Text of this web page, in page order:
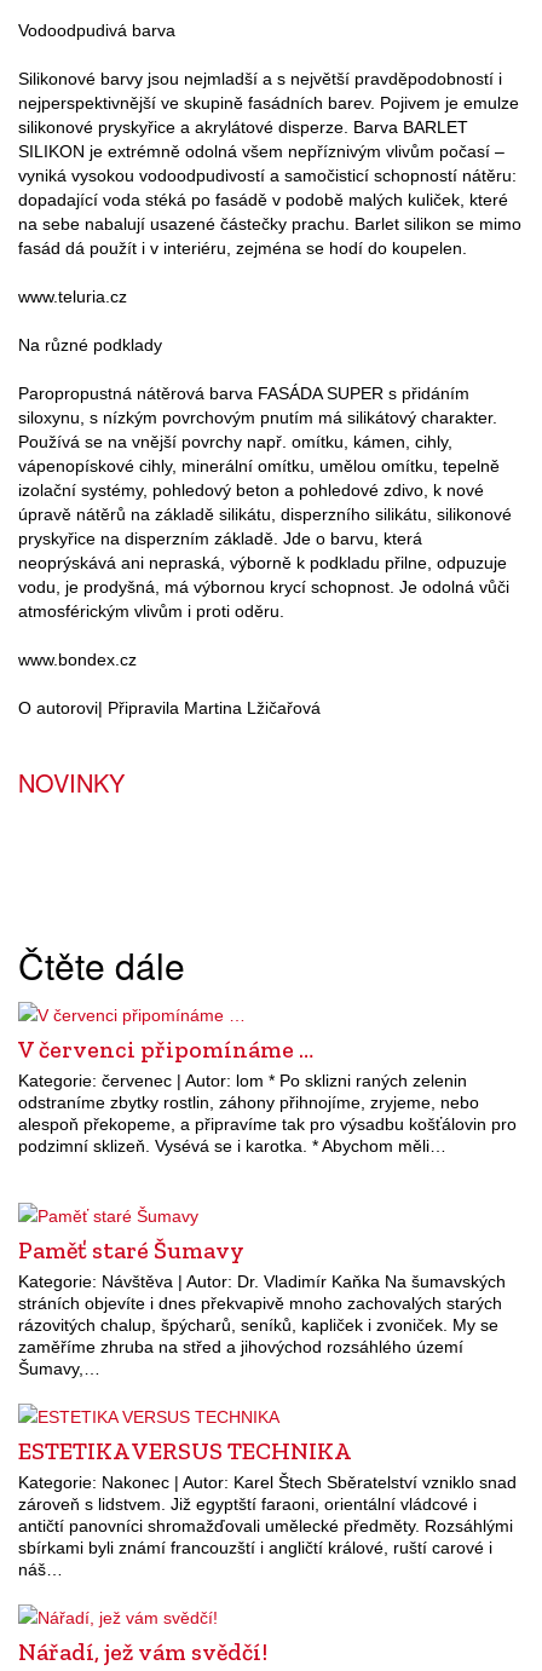
Vodoodpudivá barva
Silikonové barvy jsou nejmladší a s největší pravděpodobností i
nejperspektivnější ve skupině fasádních barev. Pojivem je emulze
silikonové pryskyřice a akrylátové disperze. Barva BARLET
SILIKON je extrémně odolná všem nepříznivým vlivům počasí –
vyniká vysokou vodoodpudivostí a samočisticí schopností nátěru:
dopadající voda stéká po fasádě v podobě malých kuliček, které
na sebe nabalují usazené částečky prachu. Barlet silikon se mimo
fasád dá použít i v interiéru, zejména se hodí do koupelen.
www.teluria.cz
Na různé podklady
Paropropustná nátěrová barva FASÁDA SUPER s přidáním
siloxynu, s nízkým povrchovým pnutím má silikátový charakter.
Používá se na vnější povrchy např. omítku, kámen, cihly,
vápenopískové cihly, minerální omítku, umělou omítku, tepelně
izolační systémy, pohledový beton a pohledové zdivo, k nové
úpravě nátěrů na základě silikátu, disperzního silikátu, silikonové
pryskyřice na disperzním základě. Jde o barvu, která
neoprýskává ani nepraská, výborně k podkladu přilne, odpuzuje
vodu, je prodyšná, má výbornou krycí schopnost. Je odolná vůči
atmosférickým vlivům i proti oděru.
www.bondex.cz
O autorovi| Připravila Martina Lžičařová
NOVINKY
Čtěte dále
V červenci připomínáme …
Kategorie: červenec | Autor: lom * Po sklizni raných zelenin
odstraníme zbytky rostlin, záhony přihnojíme, zryjeme, nebo
alespoň překopeme, a připravíme tak pro výsadbu košťálovin pro
podzimní sklizeň. Vysévá se i karotka. * Abychom měli…
Paměť staré Šumavy
Kategorie: Návštěva | Autor: Dr. Vladimír Kaňka Na šumavských
stráních objevíte i dnes překvapivě mnoho zachovalých starých
rázovitých chalup, špýcharů, seníků, kapliček i zvoniček. My se
zaměříme zhruba na střed a jihovýchod rozsáhlého území
Šumavy,…
ESTETIKA VERSUS TECHNIKA
Kategorie: Nakonec | Autor: Karel Štech Sběratelství vzniklo snad
zároveň s lidstvem. Již egyptští faraoni, orientální vládcové i
antičtí panovníci shromažďovali umělecké předměty. Rozsáhlými
sbírkami byli známí francouzští i angličtí králové, ruští carové i
náš…
Nářadí, jež vám svědčí!